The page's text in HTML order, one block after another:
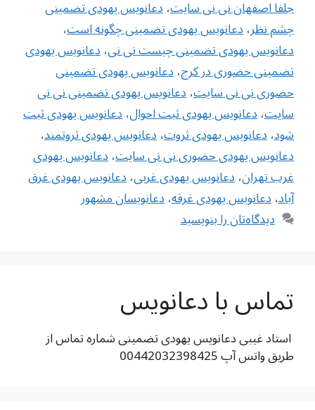
جلفا اصفهان نی نی سایت،دعانویس یهودی تضمینی
چشم نظر،دعانویس یهودی تضمینی چگونه است،
دعانویس یهودی تضمینی چیست نی نی،دعانویس یهودی
تضمینی حضوری در کرج،دعانویس یهودی تضمینی
حضوری نی نی سایت،دعانویس یهودی تضمینی نی نی
سایت،دعانویس یهودی ثبت احوال،دعانویس یهودی ثبت
شود،دعانویس یهودی ثروت،دعانویس یهودی ثروتمند،
دعانویس یهودی حضوری نی نی سایت،دعانویس یهودی
غرب تهران،دعانویس یهودی غربی،دعانویس یهودی غرق
آباد،دعانویس یهودی غرقه،دعانویسان مشهور
دیدگاه‌تان را بنویسید
تماس با دعانویس
استاد غیبی دعانویس یهودی تضمینی شماره تماس از
طریق واتس آپ 00442032398425